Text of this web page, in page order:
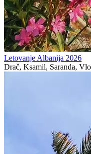
Letovanje Albanija 2026
Drač, Ksamil, Saranda,